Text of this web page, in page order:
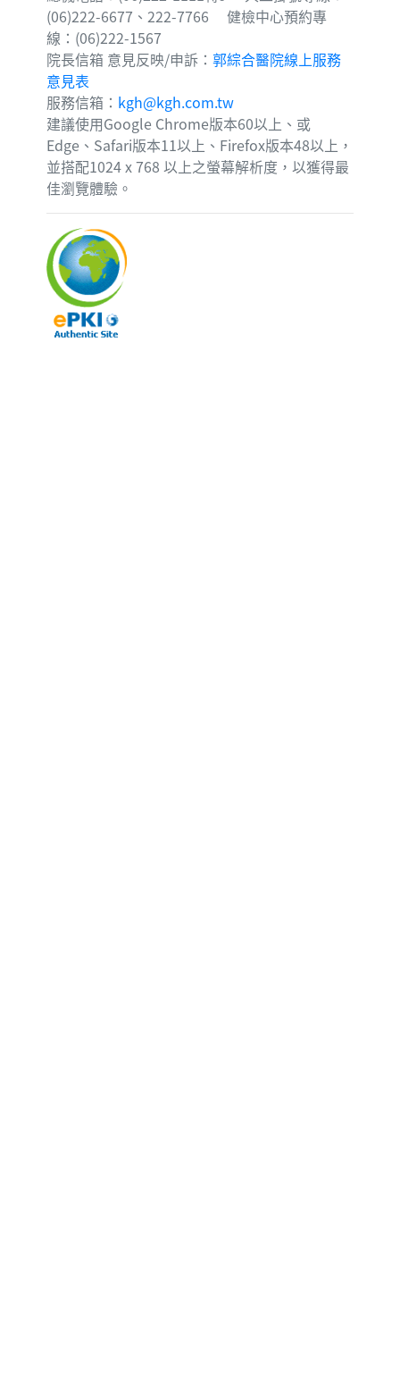
(06)222-6677、222-7766 健檢中心預約專
線：(06)222-1567
院長信箱 意見反映/申訴：郭綜合醫院線上服務
意見表
服務信箱： kgh@kgh.com.tw
建議使用Google Chrome版本60以上、或
Edge、Safari版本11以上、Firefox版本48以上，
並搭配1024 x 768 以上之螢幕解析度，以獲得最
佳瀏覽體驗。